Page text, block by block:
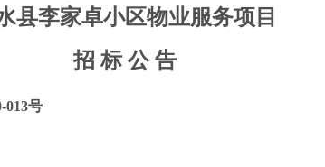
县李家卓小区物业服务项目
招 标 公 告
013号